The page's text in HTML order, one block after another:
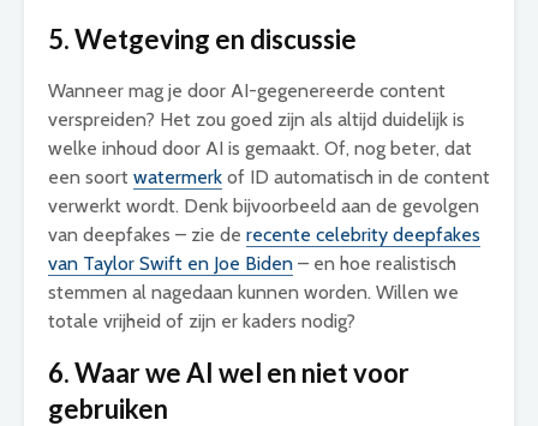
5. Wetgeving en discussie
Wanneer mag je door AI-gegenereerde content
verspreiden? Het zou goed zijn als altijd duidelijk is
welke inhoud door AI is gemaakt. Of, nog beter, dat
een soort watermerk of ID automatisch in de content
verwerkt wordt. Denk bijvoorbeeld aan de gevolgen
van deepfakes – zie de recente celebrity deepfakes
van Taylor Swift en Joe Biden – en hoe realistisch
stemmen al nagedaan kunnen worden. Willen we
totale vrijheid of zijn er kaders nodig?
6. Waar we AI wel en niet voor
gebruiken